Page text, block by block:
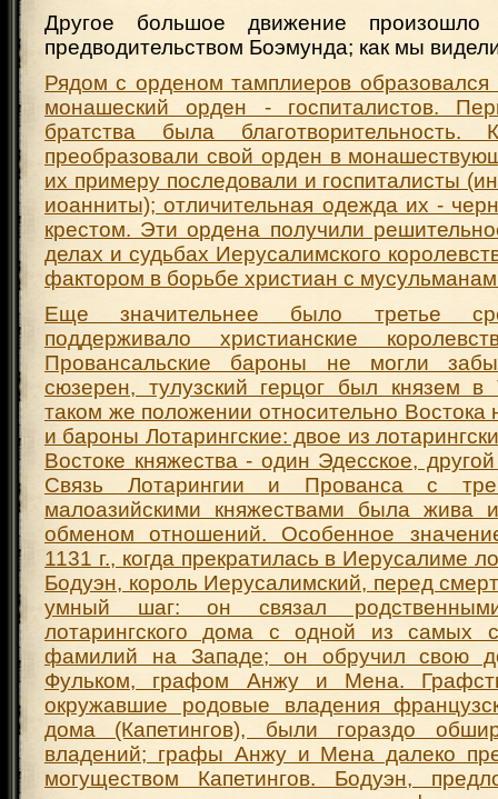
Другое большое движение
предводительством Боэмунда; как мы
Рядом с орденом тамплиеров
монашеский орден - госпиталистов.
братства была благотворительность.
преобразовали свой орден в
их примеру последовали и госпиталисты
иоанниты); отличительная одежда их -
крестом. Эти ордена получили
делах и судьбах Иерусалимского
фактором в борьбе христиан с
Еще значительнее было третье
поддерживало христианские
Провансальские бароны не могли
сюзерен, тулузский герцог был князем
таком же положении относительно Востока
и бароны Лотарингские: двое из
Востоке княжества - один Эдесское,
Связь Лотарингии и Прованса с
малоазийскими княжествами была жива
обменом отношений. Особенное
1131 г., когда прекратилась в Иерусалиме
Бодуэн, король Иерусалимский, перед
умный шаг: он связал
лотарингского дома с одной из самых
фамилий на Западе; он обручил свою
Фульком, графом Анжу и Мена.
окружавшие родовые владения
дома (Капетингов), были гораздо
владений; графы Анжу и Мена далеко
могуществом Капетингов. Бодуэн,